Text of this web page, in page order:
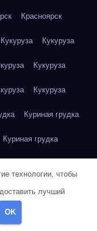
Красноярск
Кукуруза Кукуруза
Кукуруза
Кукуруза
Куриная грудка
Куриная грудка
Куриная грудка
Куриная грудка
технологии, чтобы
лучший
OK